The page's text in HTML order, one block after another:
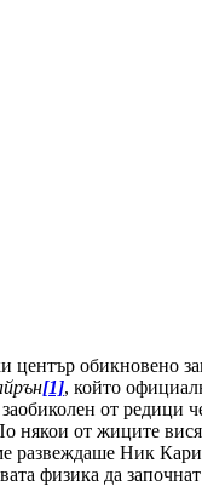
център обикновено
[1], който
от редици
от жиците
Ник
физика да